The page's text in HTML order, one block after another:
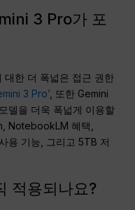
3 Pro가 포
한 더 폭넓은 접근 권한
3 Pro’ , 또한 Gemini
델을 더욱 폭넓게 이용할
NotebookLM 혜택,
용 기능, 그리고 5TB 저
적용되나요?